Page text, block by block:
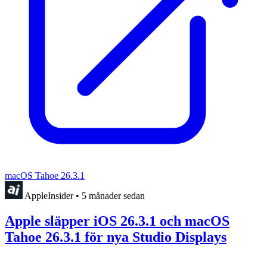
macOS Tahoe 26.3.1
AppleInsider • 5 månader sedan
Apple släpper iOS 26.3.1 och macOS
Tahoe 26.3.1 för nya Studio Displays